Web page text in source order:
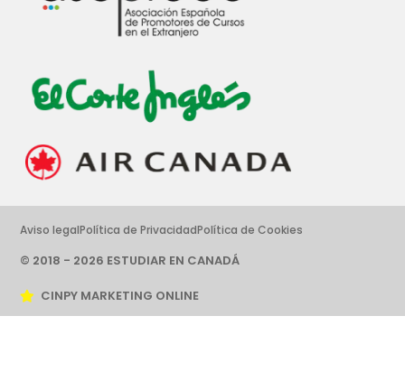
© 2018 - 2026 ESTUDIAR EN CANADÁ
Aviso legalPolítica de PrivacidadPolítica de Cookies
CINPY MARKETING ONLINE